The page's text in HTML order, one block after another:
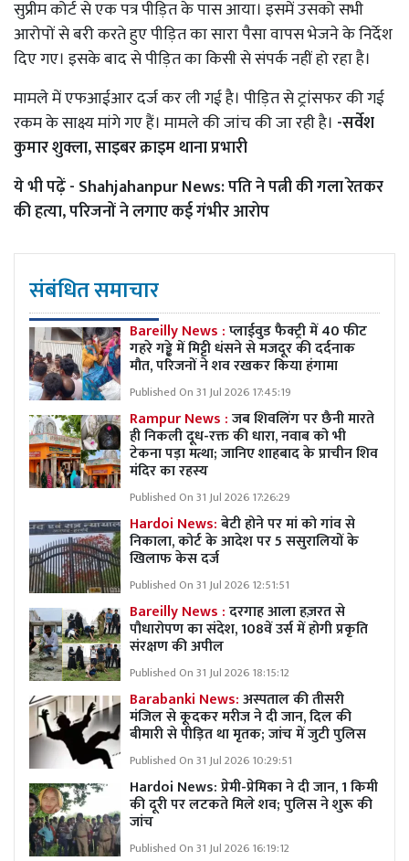
सुप्रीम कोर्ट से एक पत्र पीड़ित के पास आया। इसमें उसको सभी
आरोपों से बरी करते हुए पीड़ित का सारा पैसा वापस भेजने के निर्देश
दिए गए। इसके बाद से पीड़ित का किसी से संपर्क नहीं हो रहा है।
मामले में एफआईआर दर्ज कर ली गई है। पीड़ित से ट्रांसफर की गई
रकम के साक्ष्य मांगे गए हैं। मामले की जांच की जा रही है। -सर्वेश
कुमार शुक्ला, साइबर क्राइम थाना प्रभारी
ये भी पढ़ें - Shahjahanpur News: पति ने पत्नी की गला रेतकर
की हत्या, परिजनों ने लगाए कई गंभीर आरोप
संबंधित समाचार
Bareilly News :प्लाईवुड फैक्ट्री में 40 फीट
गहरे गड्ढे में मिट्टी धंसने से मजदूर की दर्दनाक
मौत, परिजनों ने शव रखकर किया हंगामा
Published On 31 Jul 2026 17:45:19
Rampur News :जब शिवलिंग पर छैनी मारते
ही निकली दूध-रक्त की धारा, नवाब को भी
टेकना पड़ा मत्था; जानिए शाहबाद के प्राचीन शिव
मंदिर का रहस्य
Published On 31 Jul 2026 17:26:29
Hardoi News:बेटी होने पर मां को गांव से
निकाला, कोर्ट के आदेश पर 5 ससुरालियों के
खिलाफ केस दर्ज
Published On 31 Jul 2026 12:51:51
Bareilly News :दरगाह आला हज़रत से
पौधारोपण का संदेश, 108वें उर्स में होगी प्रकृति
संरक्षण की अपील
Published On 31 Jul 2026 18:15:12
Barabanki News:अस्पताल की तीसरी
मंजिल से कूदकर मरीज ने दी जान, दिल की
बीमारी से पीड़ित था मृतक; जांच में जुटी पुलिस
Published On 31 Jul 2026 10:29:51
Hardoi News: प्रेमी-प्रेमिका ने दी जान, 1 किमी
की दूरी पर लटकते मिले शव; पुलिस ने शुरू की
जांच
Published On 31 Jul 2026 16:19:12